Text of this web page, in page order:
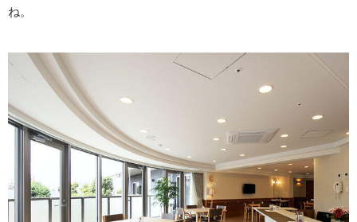
ね。